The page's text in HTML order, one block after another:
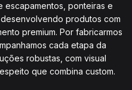
escapamentos, ponteiras e
produtos com
premium. Por fabricarmos
cada etapa da
robustas, com visual
que combina custom.